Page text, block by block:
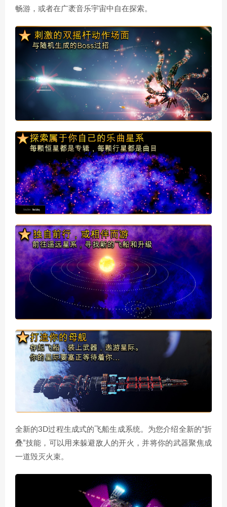
畅游，或者在广袤音乐宇宙中自在探索。
全新的3D过程生成式的飞船生成系统。为您介绍全新的“折
叠”技能，可以用来躲避敌人的开火，并将你的武器聚焦成
一道毁灭火束。